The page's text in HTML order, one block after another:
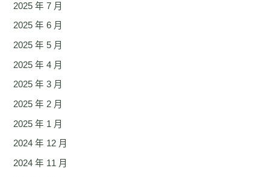
2025 年 7 月
2025 年 6 月
2025 年 5 月
2025 年 4 月
2025 年 3 月
2025 年 2 月
2025 年 1 月
2024 年 12 月
2024 年 11 月